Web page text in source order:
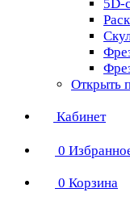
5D-
Открыть
Кабинет
0
0 Корзина